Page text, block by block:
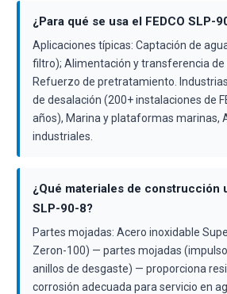
¿Para qué se usa el FEDCO SLP-
Aplicaciones típicas: Captación de
filtro); Alimentación y transferencia de
Refuerzo de pretratamiento.
de desalación (200+ instalaciones de
años), Marina y plataformas marinas,
industriales.
¿Qué materiales de construcción
SLP-90-8?
Partes mojadas: Acero inoxidable
Zeron-100) — partes mojadas
anillos de desgaste) — proporciona
corrosión adecuada para servicio en